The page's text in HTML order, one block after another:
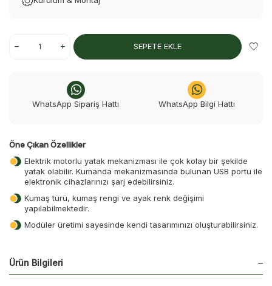
SEPETE EKLE
WhatsApp Sipariş Hattı WhatsApp Bilgi Hattı
Öne Çıkan Özellikler
Elektrik motorlu yatak mekanizması ile çok kolay bir şekilde
yatak olabilir. Kumanda mekanizmasında bulunan USB portu ile
elektronik cihazlarınızı şarj edebilirsiniz.
Kumaş türü, kumaş rengi ve ayak renk değişimi
yapılabilmektedir.
Modüler üretimi sayesinde kendi tasarımınızı oluşturabilirsiniz.
Ürün Bilgileri